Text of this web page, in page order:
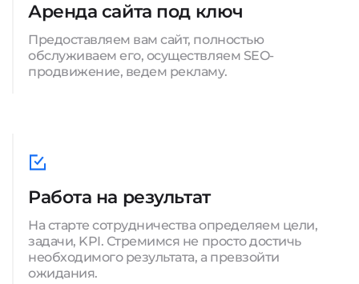
Аренда сайта под ключ
Предоставляем вам сайт, полностью
обслуживаем его, осуществляем SEO-
продвижение, ведем рекламу.
Работа на результат
На старте сотрудничества определяем цели,
задачи, KPI. Стремимся не просто достичь
необходимого результата, а превзойти
ожидания.